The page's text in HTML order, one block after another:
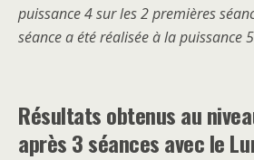
puissance 4 sur les 2 premières
séance a été réalisée à la puissance
Résultats obtenus au
après 3 séances avec le